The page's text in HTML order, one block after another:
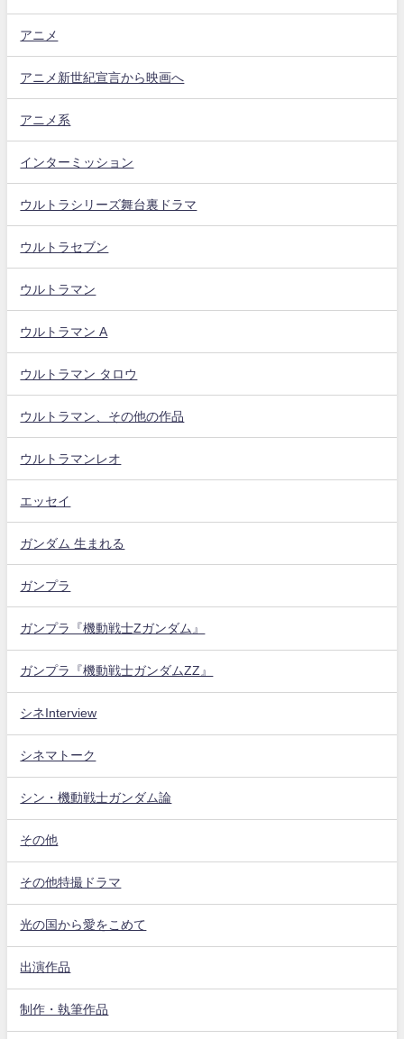
アニメ
アニメ新世紀宣言から映画へ
アニメ系
インターミッション
ウルトラシリーズ舞台裏ドラマ
ウルトラセブン
ウルトラマン
ウルトラマン A
ウルトラマン タロウ
ウルトラマン、その他の作品
ウルトラマンレオ
エッセイ
ガンダム 生まれる
ガンプラ
ガンプラ『機動戦士Zガンダム』
ガンプラ『機動戦士ガンダムZZ』
シネInterview
シネマトーク
シン・機動戦士ガンダム論
その他
その他特撮ドラマ
光の国から愛をこめて
出演作品
制作・執筆作品